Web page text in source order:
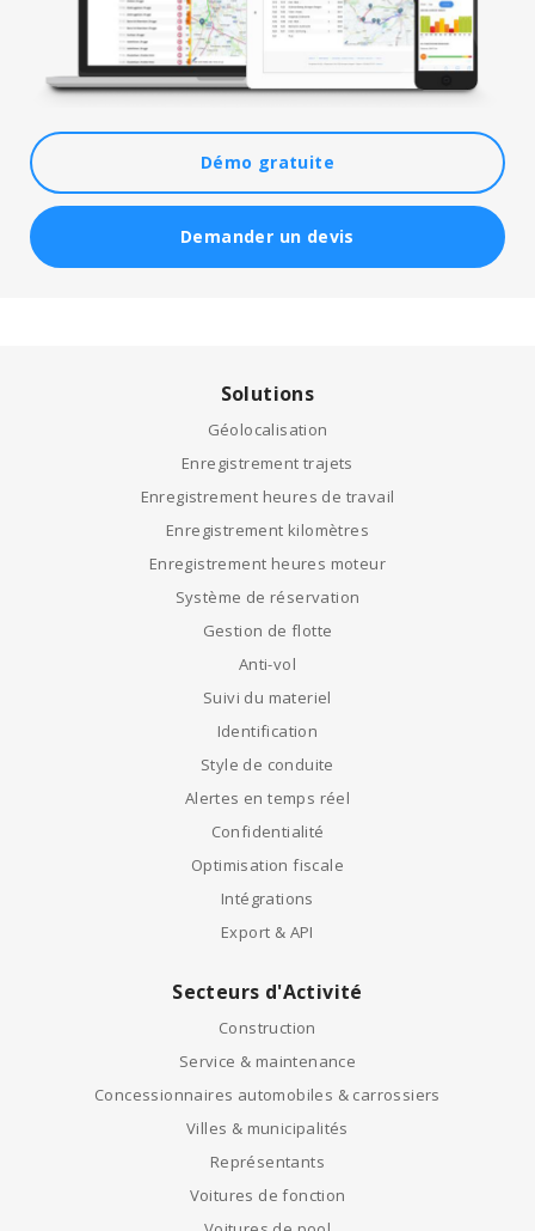
Démo gratuite
Demander un devis
Solutions
Géolocalisation
Enregistrement trajets
Enregistrement heures de travail
Enregistrement kilomètres
Enregistrement heures moteur
Système de réservation
Gestion de flotte
Anti-vol
Suivi du materiel
Identification
Style de conduite
Alertes en temps réel
Confidentialité
Optimisation fiscale
Intégrations
Export & API
Secteurs d'Activité
Construction
Service & maintenance
Concessionnaires automobiles & carrossiers
Villes & municipalités
Représentants
Voitures de fonction